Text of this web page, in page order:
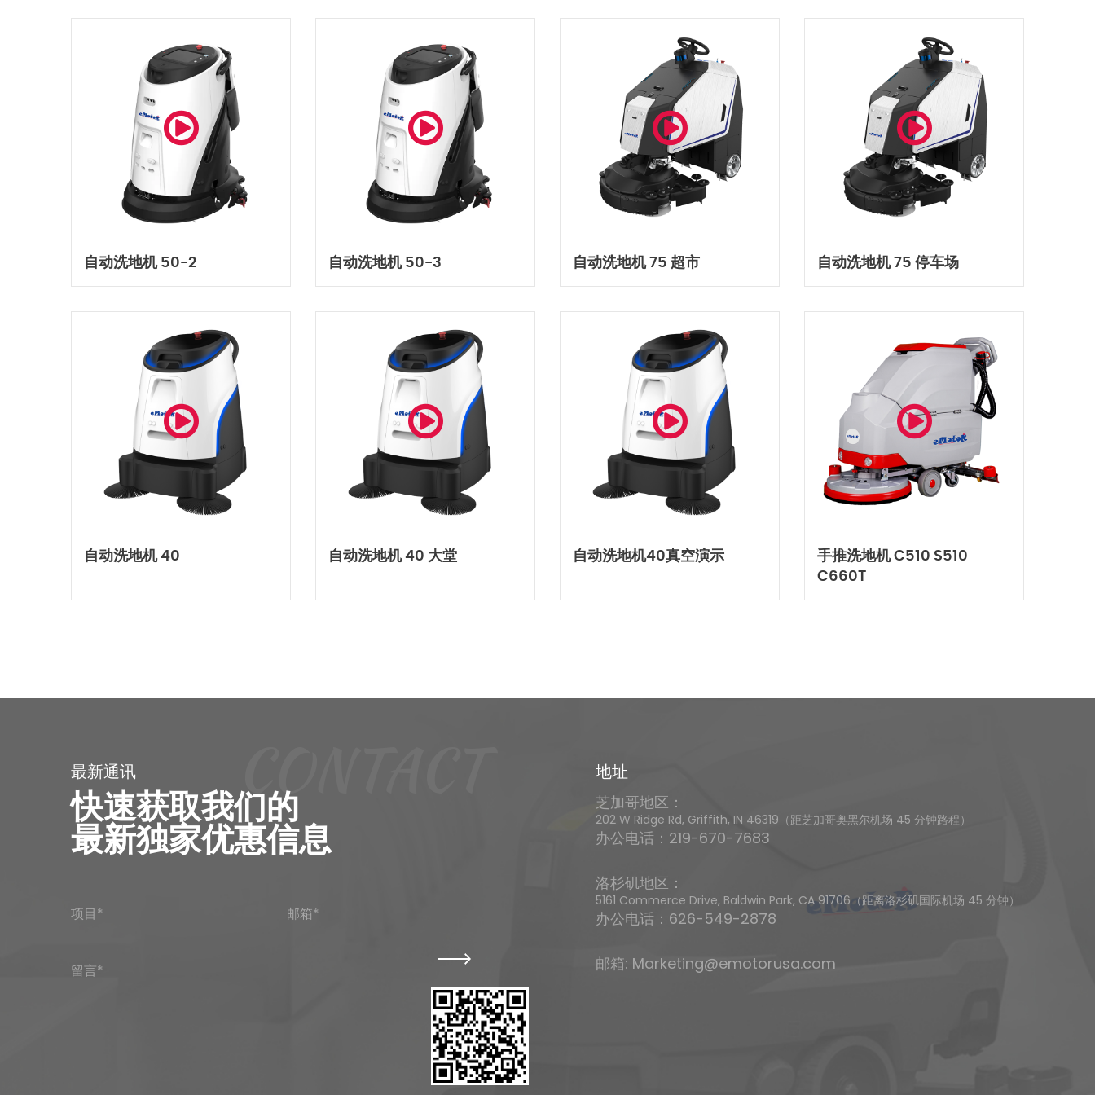
自动洗地机 50-2 自动洗地机 50-3 自动洗地机 75 超市 自动洗地机 75 停车场
自动洗地机 40 自动洗地机 40 大堂 自动洗地机40真空演示
手推洗地机 C510 S510
C660T
最新通讯 CONTACT
快速获取我们的
最新独家优惠信息
地址
芝加哥地区：
202 W Ridge Rd, Griffith, IN 46319（距芝加哥奥黑尔机场 45 分钟路程）
办公电话：219-670-7683
洛杉矶地区：
5161 Commerce Drive, Baldwin Park, CA 91706（距离洛杉矶国际机场 45 分钟）
办公电话：626-549-2878
邮箱: Marketing@emotorusa.com